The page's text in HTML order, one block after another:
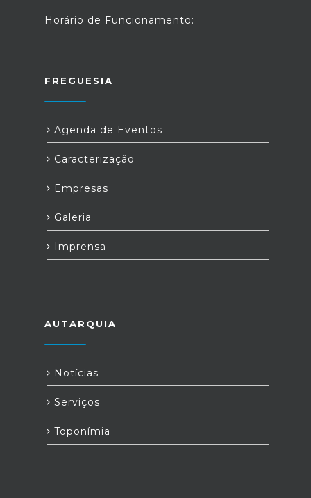
Horário de Funcionamento:
FREGUESIA
Agenda de Eventos
Caracterização
Empresas
Galeria
Imprensa
AUTARQUIA
Notícias
Serviços
Toponímia